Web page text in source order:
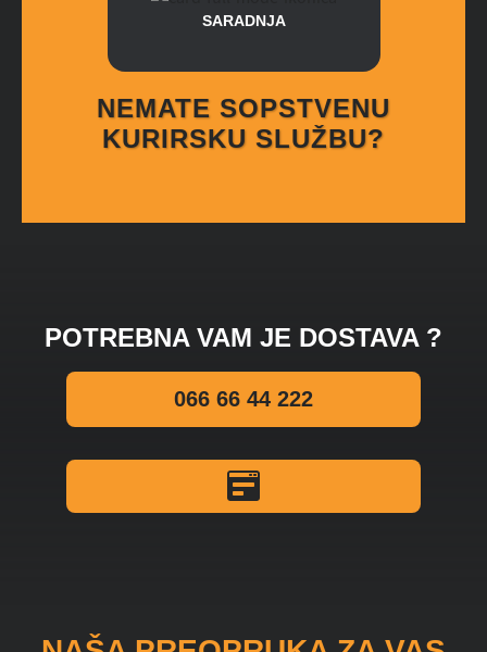
SARADNJA
NEMATE SOPSTVENU
KURIRSKU SLUŽBU?
POTREBNA VAM JE DOSTAVA ?
066 66 44 222